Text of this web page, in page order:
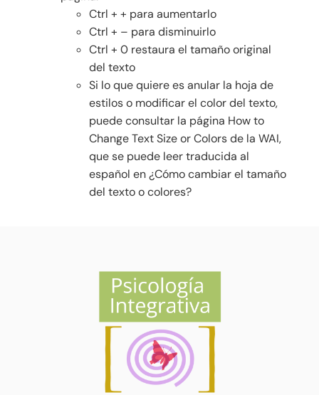
Ctrl + + para aumentarlo
Ctrl + – para disminuirlo
Ctrl + 0 restaura el tamaño original
del texto
Si lo que quiere es anular la hoja de
estilos o modificar el color del texto,
puede consultar la página How to
Change Text Size or Colors de la WAI,
que se puede leer traducida al
español en ¿Cómo cambiar el tamaño
del texto o colores?